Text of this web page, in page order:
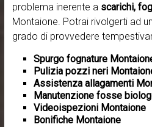
problema inerente a scarichi,
Montaione. Potrai rivolgerti ad
grado di provvedere
Spurgo fognature
Pulizia pozzi neri
Assistenza allagamenti
Manutenzione fosse
Videoispezioni Montaione
Bonifiche Montaione